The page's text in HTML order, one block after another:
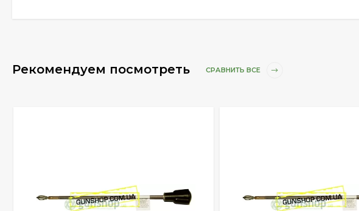
Рекомендуем посмотреть СРАВНИТЬ ВСЕ